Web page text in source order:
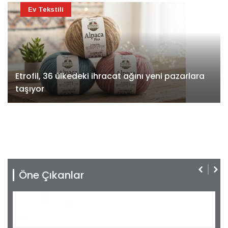
Etrofil, 36 ülkedeki ihracat ağını yeni pazarlara
taşıyor
Ev Tekstili
Öne Çıkanlar